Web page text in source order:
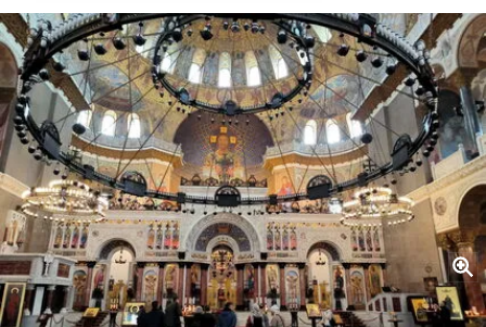
Что посмотреть зимой в Кронштадте?